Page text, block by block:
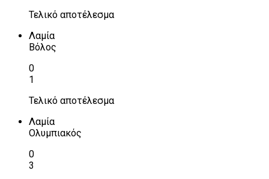
Τελικό αποτέλεσμα
Λαμία
Βόλος
0
1
Τελικό αποτέλεσμα
Λαμία
Ολυμπιακός
0
3